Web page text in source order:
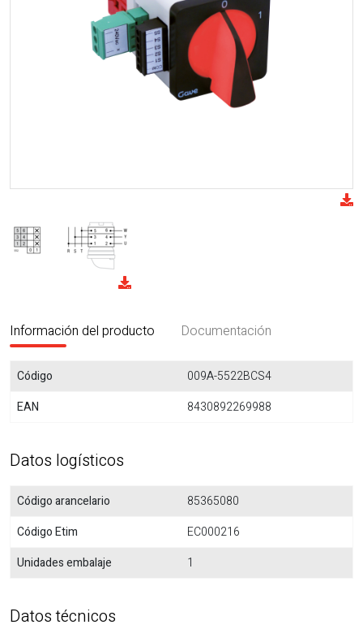
Información del producto Documentación
Código
009A-5522BCS4
EAN
8430892269988
Datos logísticos
Código arancelario
85365080
Código Etim
EC000216
Unidades embalaje
1
Datos técnicos